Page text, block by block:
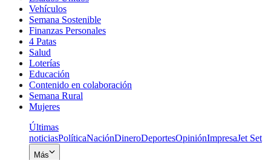
Vehículos
Semana Sostenible
Finanzas Personales
4 Patas
Salud
Loterías
Educación
Contenido en colaboración
Semana Rural
Mujeres
Últimas
noticiasPolíticaNaciónDineroDeportesOpiniónImpresaJet Set
Más